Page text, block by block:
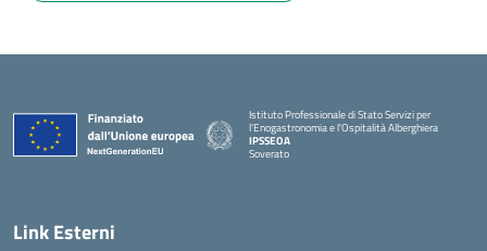
Istituto Professionale di Stato Servizi per
l'Enogastronomia e l'Ospitalità Alberghiera
IPSSEOA
Soverato
Link Esterni